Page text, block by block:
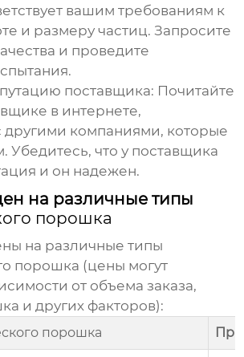
вашим требованиям к
и размеру частиц. Запросите
и проведите
поставщика: Почитайте
в интернете,
другими компаниями, которые
Убедитесь, что у поставщика
и он надежен.
на различные типы
порошка
на различные типы
порошка (цены могут
от объема заказа,
и других факторов):
порошка